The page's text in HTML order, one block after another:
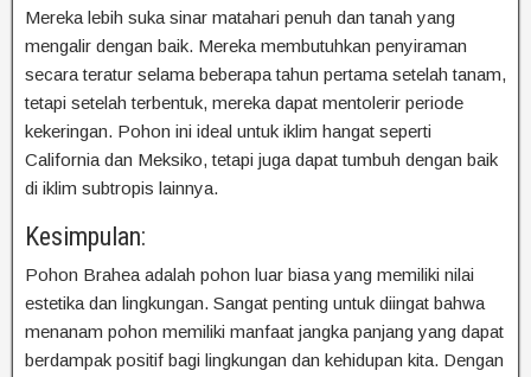
Mereka lebih suka sinar matahari penuh dan tanah yang
mengalir dengan baik. Mereka membutuhkan penyiraman
secara teratur selama beberapa tahun pertama setelah tanam,
tetapi setelah terbentuk, mereka dapat mentolerir periode
kekeringan. Pohon ini ideal untuk iklim hangat seperti
California dan Meksiko, tetapi juga dapat tumbuh dengan baik
di iklim subtropis lainnya.
Kesimpulan:
Pohon Brahea adalah pohon luar biasa yang memiliki nilai
estetika dan lingkungan. Sangat penting untuk diingat bahwa
menanam pohon memiliki manfaat jangka panjang yang dapat
berdampak positif bagi lingkungan dan kehidupan kita. Dengan